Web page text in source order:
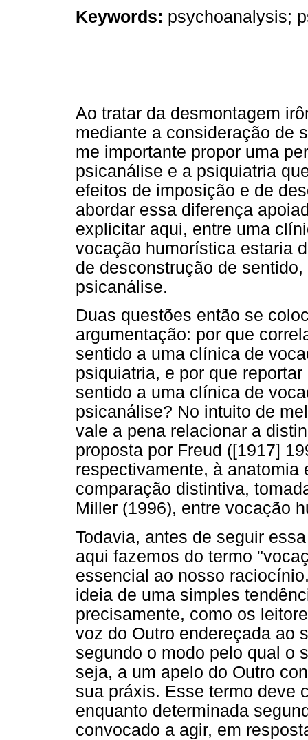
Keywords: psychoanalysis;
Ao tratar da desmontagem
mediante a consideração de
me importante propor uma
psicanálise e a psiquiatria
efeitos de imposição e de
abordar essa diferença
explicitar aqui, entre uma
vocação humorística estaria
de desconstrução de
psicanálise.
Duas questões então se
argumentação: por que
sentido a uma clínica de
psiquiatria, e por que
sentido a uma clínica de
psicanálise? No intuito de
vale a pena relacionar a
proposta por Freud ([1917]
respectivamente, à anatomia
comparação distintiva,
Miller (1996), entre vocação
Todavia, antes de seguir
aqui fazemos do termo
essencial ao nosso
ideia de uma simples
precisamente, como os
voz do Outro endereçada ao
segundo o modo pelo qual o
seja, a um apelo do Outro
sua práxis. Esse termo deve
enquanto determinada
convocado a agir, em